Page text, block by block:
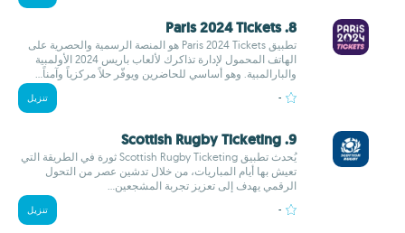
8. Paris 2024 Tickets
تطبيق Paris 2024 Tickets هو المنصة الرسمية والحصرية على
الهاتف المحمول لإدارة تذاكرك لألعاب باريس 2024 الأولمبية
والبارالمبية. وهو أساسي للحاضرين ويوفّر حلاً مركزياً وآمناً...
- تنزيل
9. Scottish Rugby Ticketing
يُحدث تطبيق Scottish Rugby Ticketing ثورة في الطريقة التي
تعيش بها أيام المباريات، من خلال تدشين عصر من التحول
الرقمي يهدف إلى تعزيز تجربة المشجعين...
- تنزيل